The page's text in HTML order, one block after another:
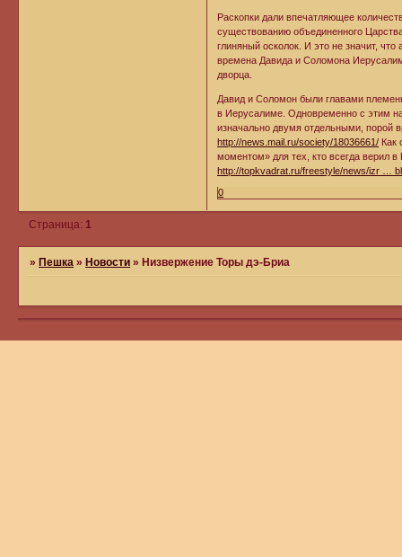
Раскопки дали впечатляющее
существованию объединенного
глиняный осколок. И это не значит,
времена Давида и Соломона
дворца.
Давид и Соломон были главами
в Иерусалиме. Одновременно с этим
изначально двумя отдельными,
http://news.mail.ru/society/18036661/ Как
моментом» для тех, кто всегда верил
http://topkvadrat.ru/freestyle/news/izr …
0
Страница: 1
»Пешка »Новости »Низвержение Торы дэ-Бриа